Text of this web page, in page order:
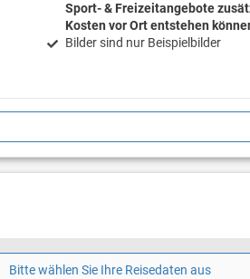
Sport- & Freizeitangebote
Kosten vor Ort entstehen
Bilder sind nur Beispielbilder
m² großen Areal befinden sich sechs
Bitte wählen Sie Ihre Reisedaten aus